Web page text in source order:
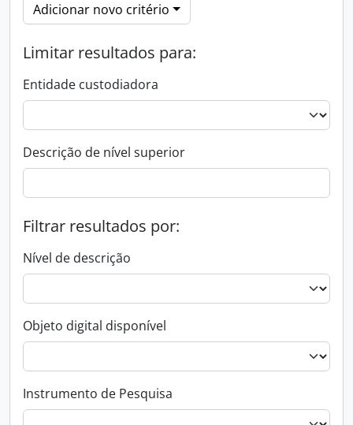
Adicionar novo critério
Limitar resultados para:
Entidade custodiadora
Descrição de nível superior
Filtrar resultados por:
Nível de descrição
Objeto digital disponível
Instrumento de Pesquisa